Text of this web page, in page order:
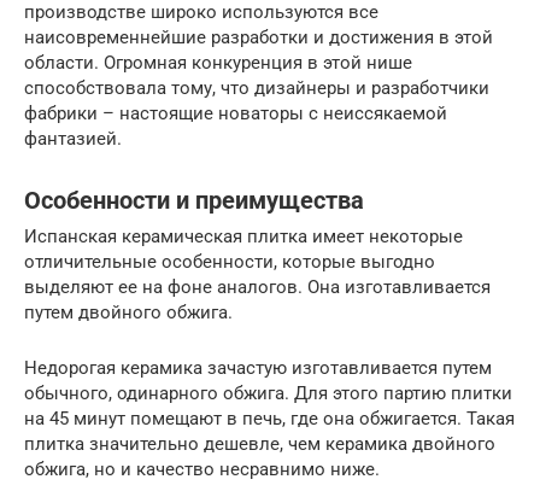
производстве широко используются все
наисовременнейшие разработки и достижения в этой
области. Огромная конкуренция в этой нише
способствовала тому, что дизайнеры и разработчики
фабрики – настоящие новаторы с неиссякаемой
фантазией.
Особенности и преимущества
Испанская керамическая плитка имеет некоторые
отличительные особенности, которые выгодно
выделяют ее на фоне аналогов. Она изготавливается
путем двойного обжига.
Недорогая керамика зачастую изготавливается путем
обычного, одинарного обжига. Для этого партию плитки
на 45 минут помещают в печь, где она обжигается. Такая
плитка значительно дешевле, чем керамика двойного
обжига, но и качество несравнимо ниже.